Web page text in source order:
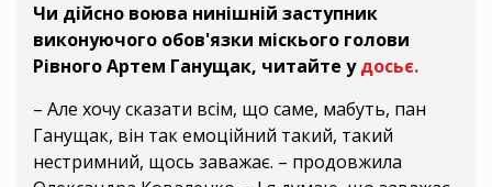
Чи дійсно воюва нинішній заступник
виконуючого обов'язки міскього голови
Рівного Артем Ганущак, читайте удосьє.
– Але хочу сказати всім, що саме, мабуть, пан
Ганущак, він так емоційний такий, такий
нестримний, щось заважає. – продовжила